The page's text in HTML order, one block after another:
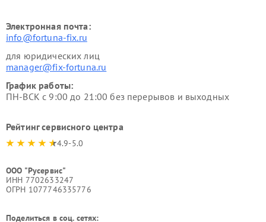
Электронная почта:
info@fortuna-fix.ru
для юридических лиц
manager@fix-fortuna.ru
График работы:
ПН-ВСК с 9:00 до 21:00 без перерывов и выходных
Рейтинг сервисного центра
4.9-5.0
ООО "Русервис"
ИНН 7702633247
ОГРН 1077746335776
Поделиться в соц. сетях: